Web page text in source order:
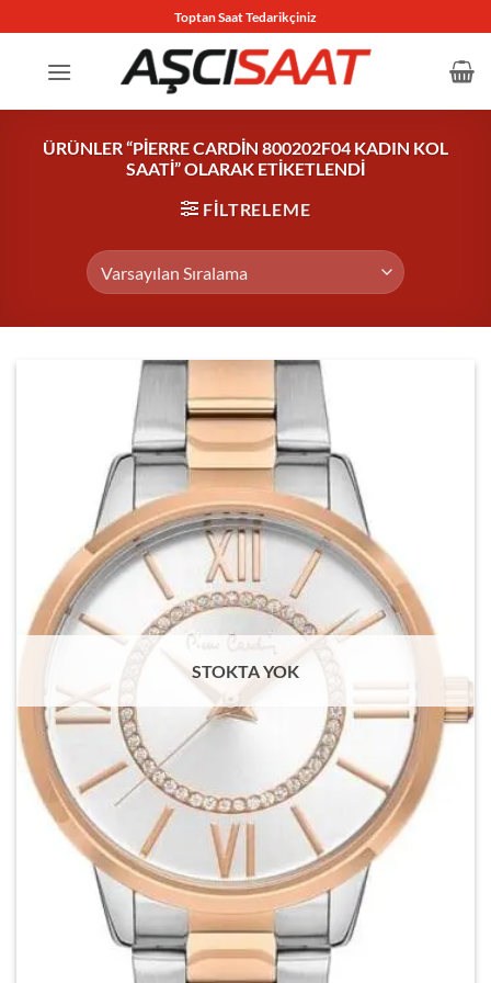
atla
Toptan Saat Tedarikçiniz
ÜRÜNLER “PIERRE CARDIN 800202F04 KADIN KOL
SAATI” OLARAK ETIKETLENDI
FILTRELEME
STOKTA YOK